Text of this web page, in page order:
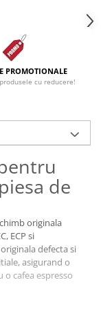
PROMOTIONALE
cu reducere!
de
originala
ECP si
defecta si
asigurand o
cafea espresso